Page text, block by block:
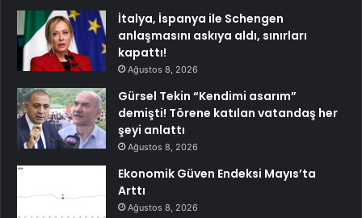
İtalya, İspanya ile Schengen
anlaşmasını askıya aldı, sınırları
kapattı!
Ağustos 8, 2026
Gürsel Tekin “Kendimi asarım”
demişti! Törene katılan vatandaş her
şeyi anlattı
Ağustos 8, 2026
Ekonomik Güven Endeksi Mayıs’ta
Arttı
Ağustos 8, 2026